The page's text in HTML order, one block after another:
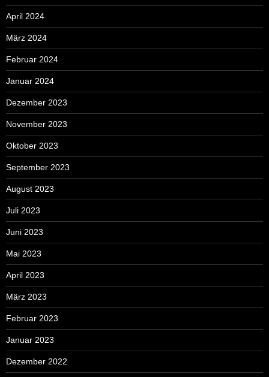
April 2024
März 2024
Februar 2024
Januar 2024
Dezember 2023
November 2023
Oktober 2023
September 2023
August 2023
Juli 2023
Juni 2023
Mai 2023
April 2023
März 2023
Februar 2023
Januar 2023
Dezember 2022